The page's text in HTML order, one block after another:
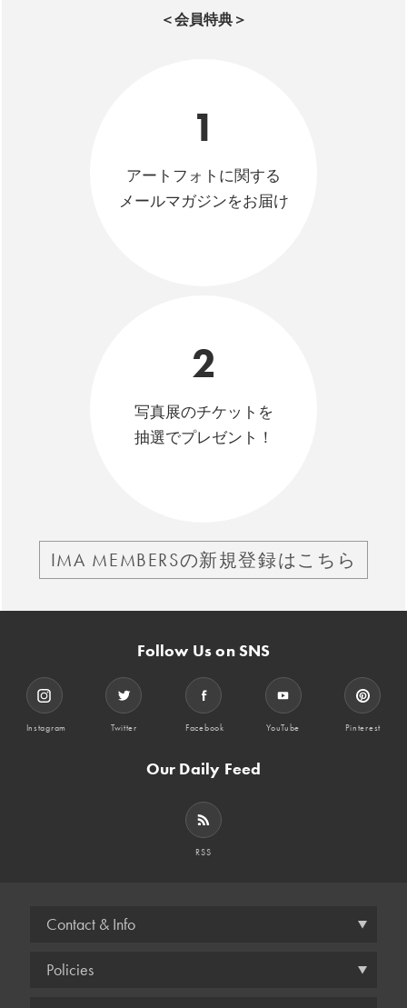
＜会員特典＞
1
アートフォトに関する
メールマガジンをお届け
2
写真展のチケットを
抽選でプレゼント！
IMA MEMBERSの新規登録はこちら
Follow Us on SNS
Instagram Twitter Facebook YouTube Pinterest
Our Daily Feed
RSS
Contact & Info
Policies